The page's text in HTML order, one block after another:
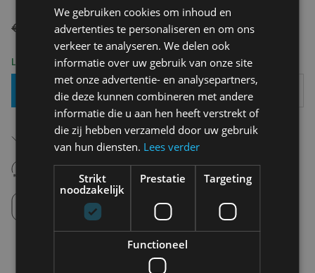
€ 89,95 € 62,97
Levering 2-3 Werkdagen
Toevoegen Aan Mandje
Gratis verzending in België
Vanaf €75,00
Nooit meer spijt van krijgen
Click en Collect
Afhalen in de winkel tussen 10u-18u.
We gebruiken cookies om inhoud en
advertenties te personaliseren en om ons
verkeer te analyseren. We delen ook
informatie over uw gebruik van onze site
met onze advertentie- en analysepartners,
die deze kunnen combineren met andere
informatie die u aan hen heeft verstrekt of
die zij hebben verzameld door uw gebruik
van hun diensten. Lees verder
Strikt
noodzakelijk
Prestatie Targeting
Functioneel